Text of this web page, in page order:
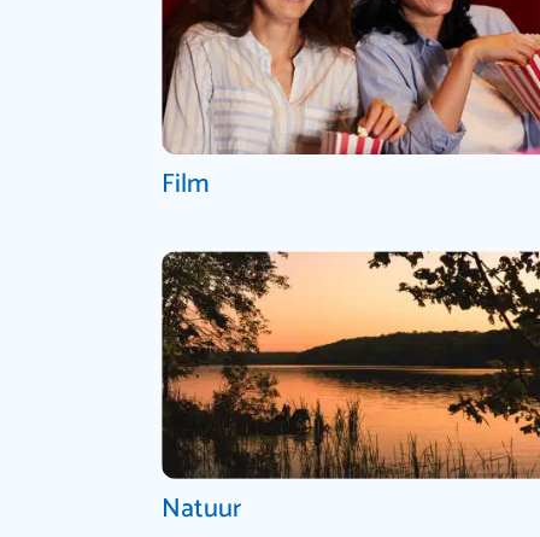
Film
Natuur